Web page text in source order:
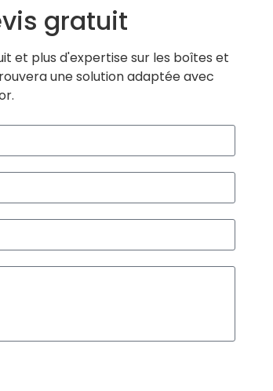
gratuit
et plus d'expertise sur les boîtes et
une solution adaptée avec